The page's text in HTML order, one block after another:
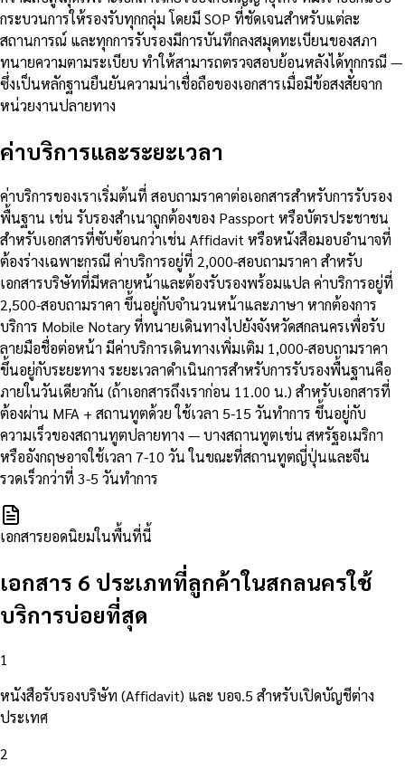
กระบวนการให้รองรับทุกกลุ่ม โดยมี SOP ที่ชัดเจนสำหรับแต่ละ
สถานการณ์ และทุกการรับรองมีการบันทึกลงสมุดทะเบียนของสภา
ทนายความตามระเบียบ ทำให้สามารถตรวจสอบย้อนหลังได้ทุกกรณี —
ซึ่งเป็นหลักฐานยืนยันความน่าเชื่อถือของเอกสารเมื่อมีข้อสงสัยจาก
หน่วยงานปลายทาง
ค่าบริการและระยะเวลา
ค่าบริการของเราเริ่มต้นที่ สอบถามราคาต่อเอกสารสำหรับการรับรอง
พื้นฐาน เช่น รับรองสำเนาถูกต้องของ Passport หรือบัตรประชาชน
สำหรับเอกสารที่ซับซ้อนกว่าเช่น Affidavit หรือหนังสือมอบอำนาจที่
ต้องร่างเฉพาะกรณี ค่าบริการอยู่ที่ 2,000-สอบถามราคา สำหรับ
เอกสารบริษัทที่มีหลายหน้าและต้องรับรองพร้อมแปล ค่าบริการอยู่ที่
2,500-สอบถามราคา ขึ้นอยู่กับจำนวนหน้าและภาษา หากต้องการ
บริการ Mobile Notary ที่ทนายเดินทางไปยังจังหวัดสกลนครเพื่อรับ
ลายมือชื่อต่อหน้า มีค่าบริการเดินทางเพิ่มเติม 1,000-สอบถามราคา
ขึ้นอยู่กับระยะทาง ระยะเวลาดำเนินการสำหรับการรับรองพื้นฐานคือ
ภายในวันเดียวกัน (ถ้าเอกสารถึงเราก่อน 11.00 น.) สำหรับเอกสารที่
ต้องผ่าน MFA + สถานทูตด้วย ใช้เวลา 5-15 วันทำการ ขึ้นอยู่กับ
ความเร็วของสถานทูตปลายทาง — บางสถานทูตเช่น สหรัฐอเมริกา
หรืออังกฤษอาจใช้เวลา 7-10 วัน ในขณะที่สถานทูตญี่ปุ่นและจีน
รวดเร็วกว่าที่ 3-5 วันทำการ
เอกสารยอดนิยมในพื้นที่นี้
เอกสาร 6 ประเภทที่ลูกค้าในสกลนครใช้
บริการบ่อยที่สุด
1
หนังสือรับรองบริษัท (Affidavit) และ บอจ.5 สำหรับเปิดบัญชีต่าง
ประเทศ
2